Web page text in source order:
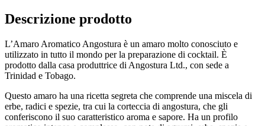
Descrizione prodotto
L’Amaro Aromatico Angostura è un amaro molto conosciuto e
utilizzato in tutto il mondo per la preparazione di cocktail. È
prodotto dalla casa produttrice di Angostura Ltd., con sede a
Trinidad e Tobago.
Questo amaro ha una ricetta segreta che comprende una miscela di
erbe, radici e spezie, tra cui la corteccia di angostura, che gli
conferiscono il suo caratteristico aroma e sapore. Ha un profilo